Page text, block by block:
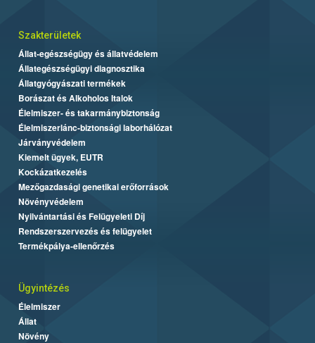
Szakterületek
Állat-egészségügy és állatvédelem
Állategészségügyi diagnosztika
Állatgyógyászati termékek
Borászat és Alkoholos Italok
Élelmiszer- és takarmánybiztonság
Élelmiszerlánc-biztonsági laborhálózat
Járványvédelem
Kiemelt ügyek, EUTR
Kockázatkezelés
Mezőgazdasági genetikai erőforrások
Növényvédelem
Nyilvántartási és Felügyeleti Díj
Rendszerszervezés és felügyelet
Termékpálya-ellenőrzés
Ügyintézés
Élelmiszer
Állat
Növény